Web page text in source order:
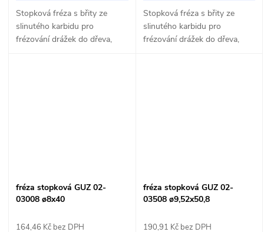
Stopková fréza s břity ze
slinutého karbidu pro
frézování drážek do dřeva,
Stopková fréza s břity ze
slinutého karbidu pro
frézování drážek do dřeva,
fréza stopková GUZ 02-
03008 ø8x40
164,46 Kč bez DPH
fréza stopková GUZ 02-
03508 ø9,52x50,8
190,91 Kč bez DPH